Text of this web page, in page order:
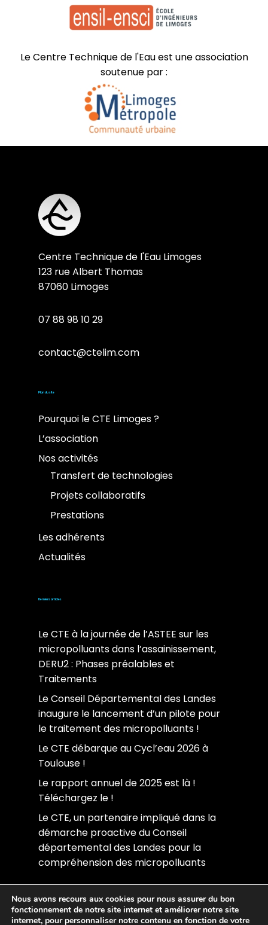
Le Centre Technique de l'Eau est une association
soutenue par :
Centre Technique de l'Eau Limoges
123 rue Albert Thomas
87060 Limoges
07 88 98 10 29
contact@ctelim.com
Plan du site
Pourquoi le CTE Limoges ?
L’association
Nos activités
Transfert de technologies
Projets collaboratifs
Prestations
Les adhérents
Actualités
Derniers articles
Le CTE à la journée de l’ASTEE sur les
micropolluants dans l’assainissement,
DERU2 : Phases préalables et
Traitements
Le Conseil Départemental des Landes
inaugure le lancement d’un pilote pour
le traitement des micropolluants !
Le CTE débarque au Cycl’eau 2026 à
Toulouse !
Le rapport annuel de 2025 est là !
Téléchargez le !
Le CTE, un partenaire impliqué dans la
démarche proactive du Conseil
départemental des Landes pour la
compréhension des micropolluants
©CTE Limoges - 2022
Nous avons recours aux cookies pour nous assurer du bon
fonctionnement de notre site internet et améliorer notre site
internet, pour personnaliser notre contenu en fonction de votre